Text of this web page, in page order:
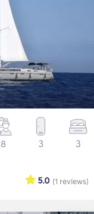
8 3 3
(1 reviews)
5.0